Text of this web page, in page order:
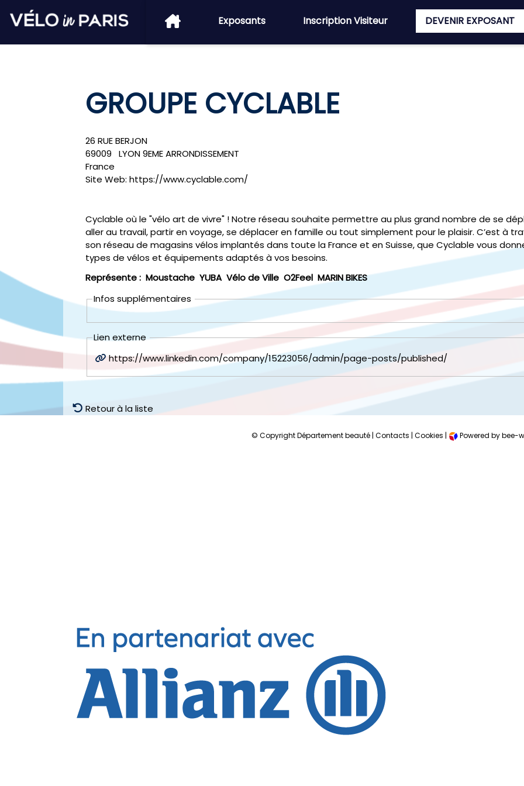
Exposants Inscription Visiteur DEVENIR EXPOSANT
GROUPE CYCLABLE
26 RUE BERJON
69009
LYON 9EME ARRONDISSEMENT
France
Site Web: https://www.cyclable.com/
Cyclable où le "vélo art de vivre" ! Notre réseau souhaite permettre au plus grand nombre de se
aller au travail, partir en voyage, se déplacer en famille ou tout simplement pour le plaisir. C’est à
son réseau de magasins vélos implantés dans toute la France et en Suisse, que Cyclable vous
types de vélos et équipements adaptés à vos besoins.
Représente : Moustache YUBA Vélo de Ville O2Feel MARIN BIKES
Infos supplémentaires
Lien externe
https://www.linkedin.com/company/15223056/admin/page-posts/published/
Retour à la liste
© Copyright Département beauté | Contacts | Cookies | Powered by bee-